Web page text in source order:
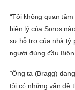
“Tôi không quan
biện lý của Soros
sự hỗ trợ của nhà tỷ
người đứng đầu
“Ông ta (Bragg)
tôi có những vấn đề